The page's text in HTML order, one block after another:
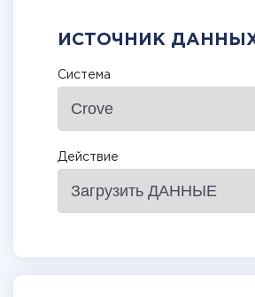
ИСТОЧНИК
Система
Действие